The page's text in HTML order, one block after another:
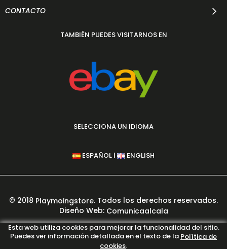
CONTACTO
TAMBIÉN PUEDES VISITARNOS EN
SELECCIONA UN IDIOMA
ESPAÑOL | ENGLISH
Esta web utiliza cookies para mejorar la funcionalidad del sitio.
Puedes ver información detallada en el texto de la Política de
cookies.
© 2018 Playmoingstore. Todos los derechos reservados.
Diseño Web: Comunicaalcala
PAGO 100% SEGURO GARANTIZADO